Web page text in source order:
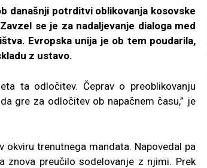
današnji potrditvi oblikovanja kosovske
se je za nadaljevanje dialoga med
Evropska unija je ob tem poudarila,
z ustavo.
ta odločitev. Čeprav o preoblikovanju
gre za odločitev ob napačnem času,” je
trenutnega mandata. Napovedal pa
znova preučilo sodelovanje z njimi. Prek